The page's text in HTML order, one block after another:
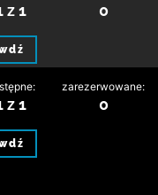
z 1 0
z 1
zarezerwowane:
0